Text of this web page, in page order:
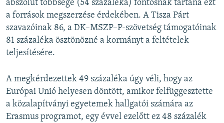
abszolút többsége (54 százaléka) fontosnak tartaná ezt
a források megszerzése érdekében. A Tisza Párt
szavazóinak 86, a DK–MSZP–P-szövetség támogatóinak
81 százaléka ösztönözné a kormányt a feltételek
teljesítésére.
A megkérdezettek 49 százaléka úgy véli, hogy az
Európai Unió helyesen döntött, amikor felfüggesztette
a közalapítványi egyetemek hallgatói számára az
Erasmus programot, egy évvel ezelőtt ez 48 százalék